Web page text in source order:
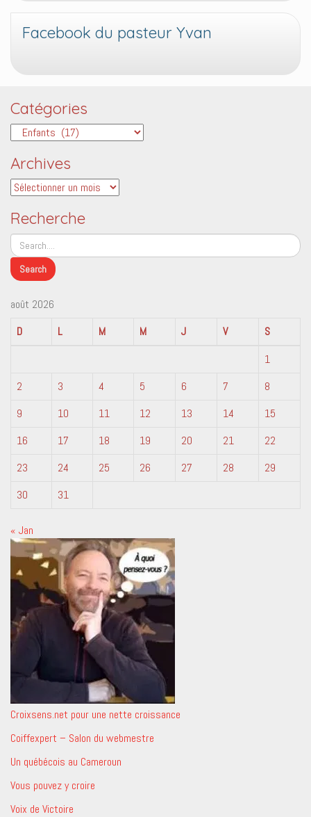
Facebook du pasteur Yvan
Catégories
Catégories
Archives
Archives
Recherche
août 2026
D
L M M J V
S
1
2
3 4 5 6 7
8
9
10 11 12 13 14
15
16
17 18 19 20 21
22
23
24 25 26 27 28
29
30
31
« Jan
Croixsens.net pour une nette croissance
Coiffexpert – Salon du webmestre
Un québécois au Cameroun
Vous pouvez y croire
Voix de Victoire